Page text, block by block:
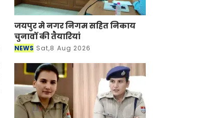
जयपुर मे नगर निगम सहित निकाय
चुनावों की तैयारियां
NEWS Sat,8 Aug 2026